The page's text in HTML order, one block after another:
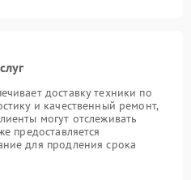
доставку техники по
и качественный ремонт,
могут отслеживать
предоставляется
для продления срока